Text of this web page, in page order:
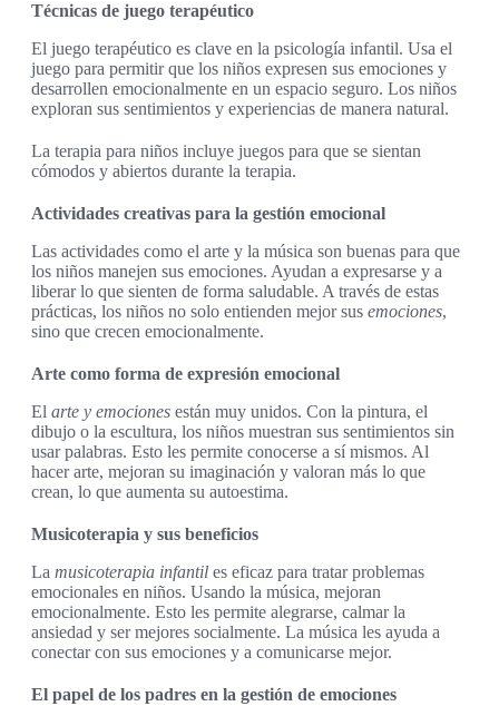
Técnicas de juego terapéutico
El juego terapéutico es clave en la psicología infantil. Usa el
juego para permitir que los niños expresen sus emociones y
desarrollen emocionalmente en un espacio seguro. Los niños
exploran sus sentimientos y experiencias de manera natural.
La terapia para niños incluye juegos para que se sientan
cómodos y abiertos durante la terapia.
Actividades creativas para la gestión emocional
Las actividades como el arte y la música son buenas para que
los niños manejen sus emociones. Ayudan a expresarse y a
liberar lo que sienten de forma saludable. A través de estas
prácticas, los niños no solo entienden mejor sus emociones,
sino que crecen emocionalmente.
Arte como forma de expresión emocional
El arte y emociones están muy unidos. Con la pintura, el
dibujo o la escultura, los niños muestran sus sentimientos sin
usar palabras. Esto les permite conocerse a sí mismos. Al
hacer arte, mejoran su imaginación y valoran más lo que
crean, lo que aumenta su autoestima.
Musicoterapia y sus beneficios
La musicoterapia infantil es eficaz para tratar problemas
emocionales en niños. Usando la música, mejoran
emocionalmente. Esto les permite alegrarse, calmar la
ansiedad y ser mejores socialmente. La música les ayuda a
conectar con sus emociones y a comunicarse mejor.
El papel de los padres en la gestión de emociones